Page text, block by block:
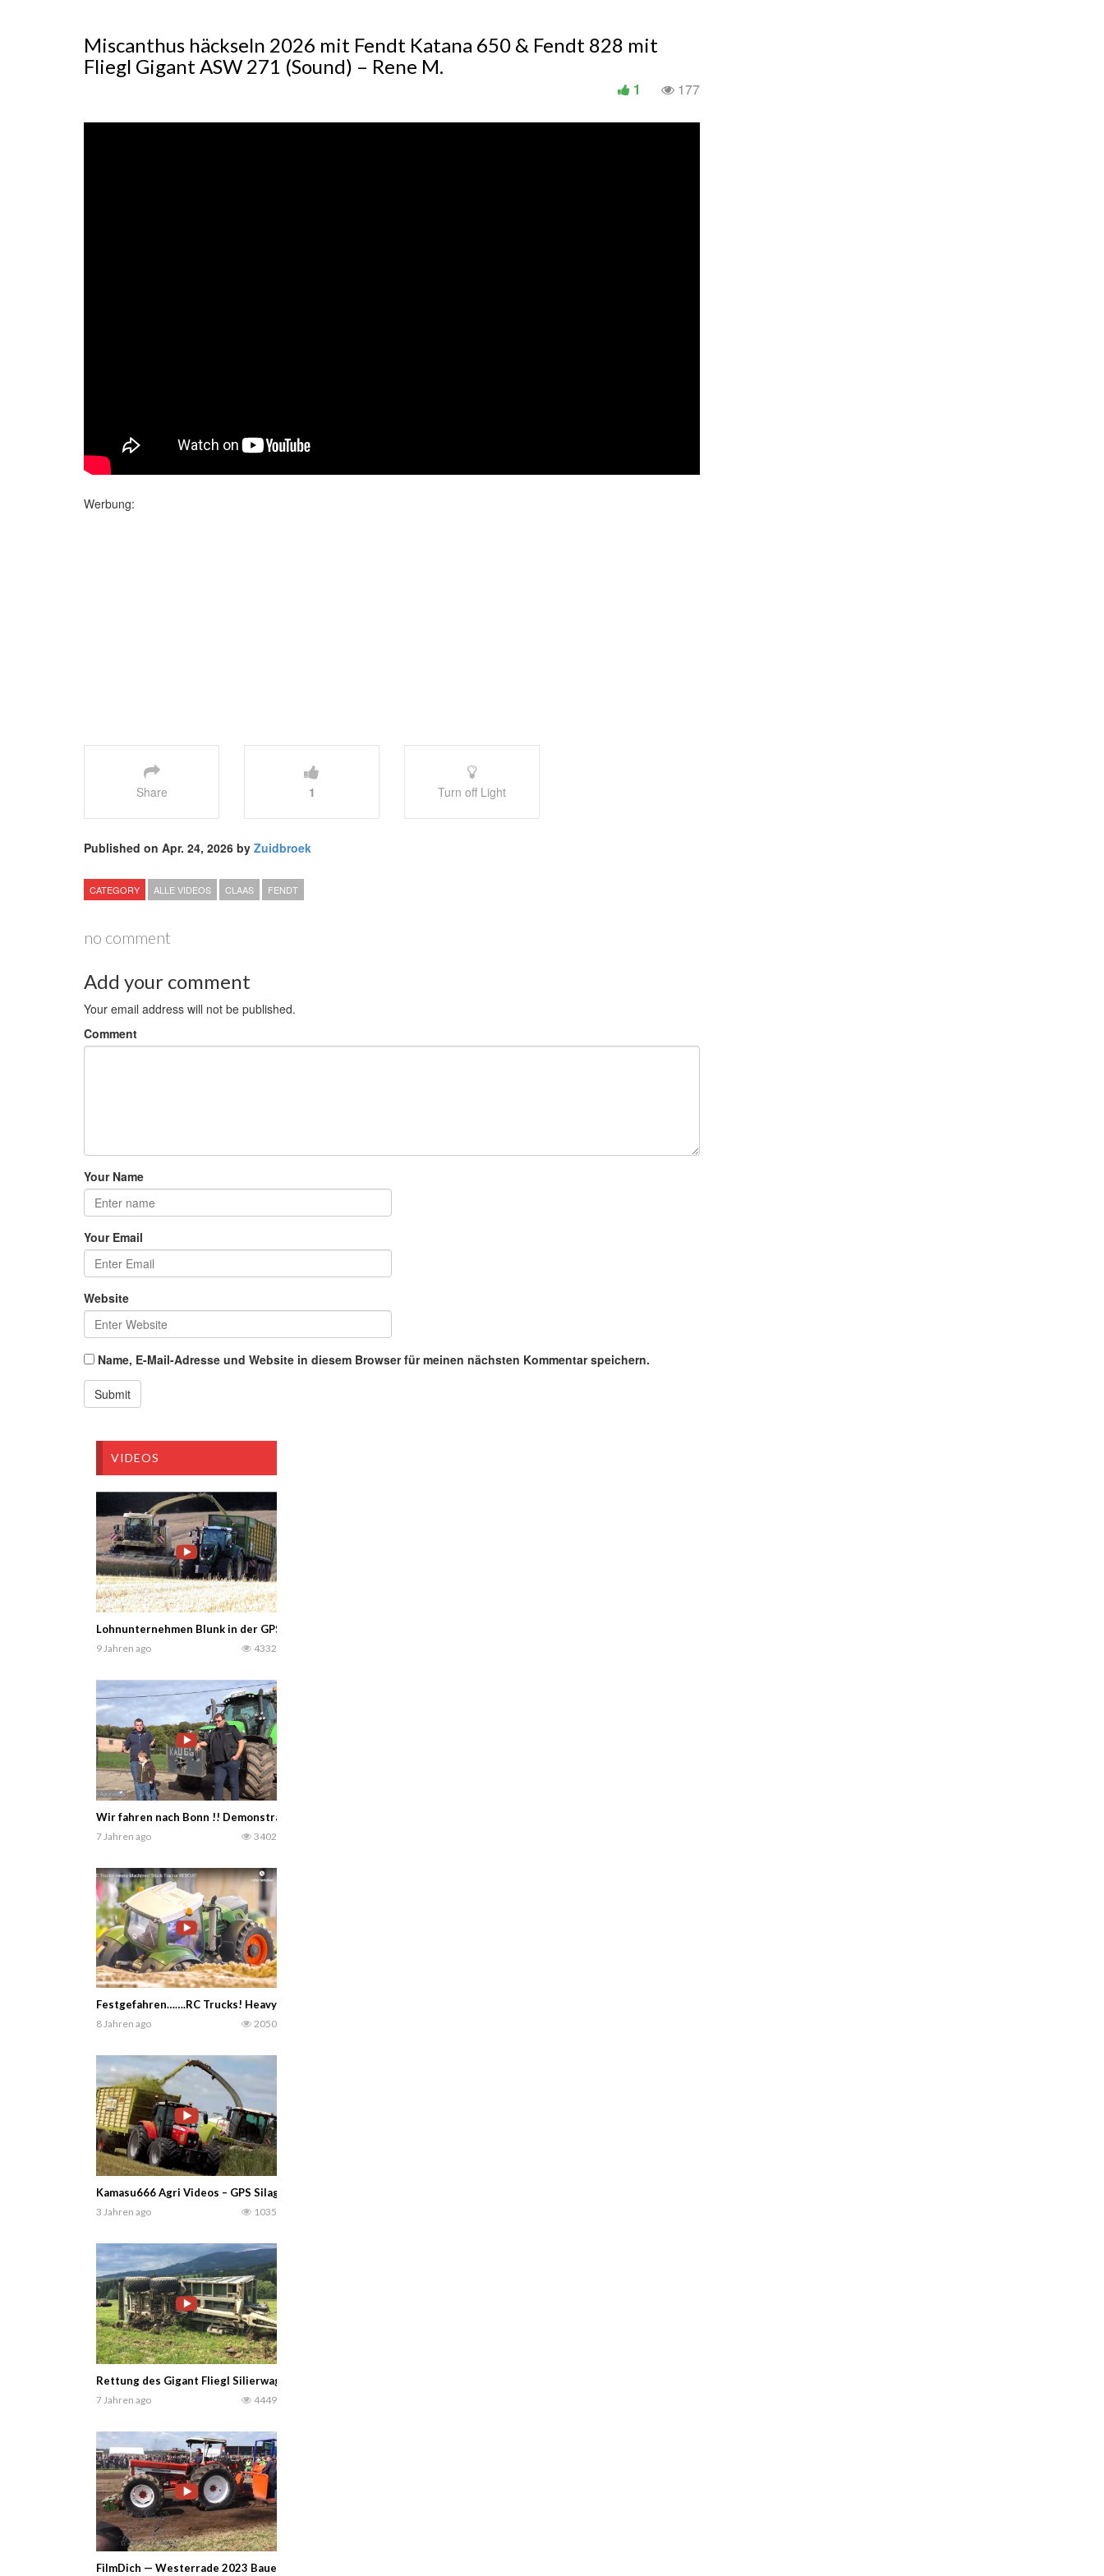
Miscanthus häckseln 2026 mit Fendt Katana 650 & Fendt 828 mit
Fliegl Gigant ASW 271 (Sound) – Rene M.
177
1
Werbung:
Share 1 Turn off Light
Published on Apr. 24, 2026 by Zuidbroek
CATEGORY ALLE VIDEOS CLAAS FENDT
no comment
Add your comment
Your email address will not be published.
Comment
Your Name
Your Email
Website
Name, E-Mail-Adresse und Website in diesem Browser für meinen nächsten Kommentar speichern.
VIDEOS
Lohnunternehmen Blunk in der GPS – Ernte / Krone Big X 1100 / Fendt Traktoren — Die Ackerspione
9 Jahren ago 4332
Wir fahren nach Bonn !! Demonstration Für die deutsche Landwirtschaft am 22-10-2019 in Bonn – Pfälzer Agrarvideos
7 Jahren ago 3402
Festgefahren…….RC Trucks! Heavy Machines! Stuck Tractor RESCUE! — monsterchannel24
8 Jahren ago 2050
Kamasu666 Agri Videos – GPS Silage 2023 von J-Reiff ist Luxemburgs größter Lohnunternehmer, Claas Jaguar 950 Feldhäcksler und Massey Ferguson Traktoren…..
3 Jahren ago 1035
Rettung des Gigant Fliegl Silierwagen…
7 Jahren ago 4449
FilmDich — Westerrade 2023 Bauern Sport Standard 7,5 Tonnen Trecker Treck- Fendt, Case ih, Valtra, John Deere etc….